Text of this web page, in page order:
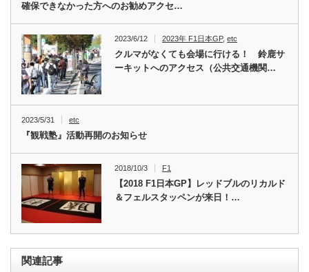
確保できなかった方へのお勧めアクセ…
2023/6/12 2023年 F1日本GP,etc
クルマがなくても会場に行ける！ 鈴鹿サ
ーキットへのアクセス（公共交通機関…
2023/5/31 etc
『観戦塾』活動再開のお知らせ
2018/10/3 F1
【2018 F1日本GP】レッドブルのリカルド
＆フェルスタッペンが来日！…
関連記事